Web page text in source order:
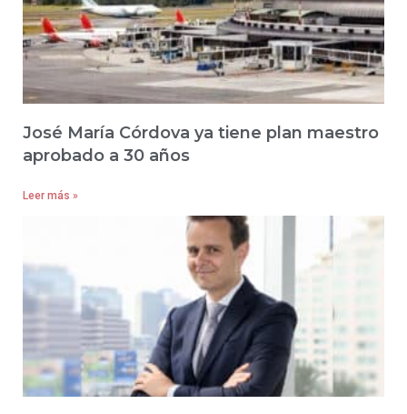
José María Córdova ya tiene plan maestro
aprobado a 30 años
Leer más »